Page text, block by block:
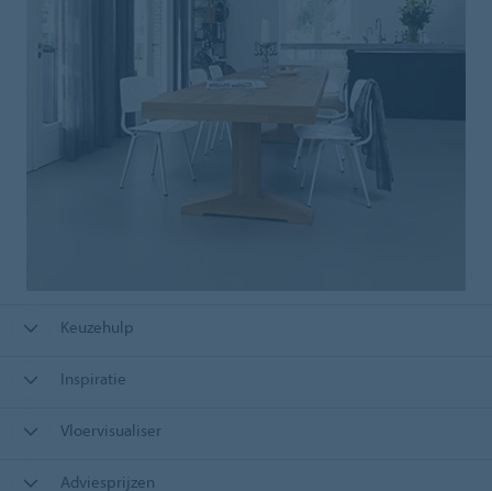
Keuzehulp
Inspiratie
Vloervisualiser
Adviesprijzen